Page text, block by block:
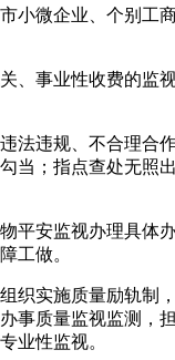
微企业、个别工
事业性收费的监
违规、不合理合
当；指点查处无照
安监视办理具体
工做。
实施质量励轨制
事质量监视监测，
业性监视。